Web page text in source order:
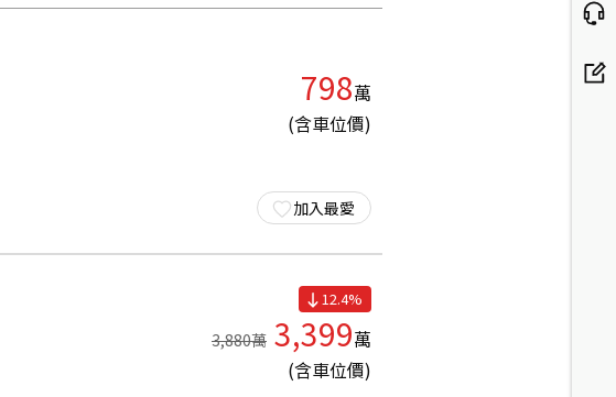
798萬
(含車位價)
加入最愛
12.4%
3,880萬 3,399萬
(含車位價)